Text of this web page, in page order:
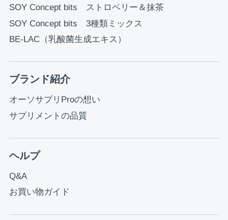
SOY Concept bits ストロベリー＆抹茶
SOY Concept bits 3種類ミックス
BE-LAC（乳酸菌生成エキス）
ブランド紹介
オーソサプリProの想い
サプリメントの品質
ヘルプ
Q&A
お買い物ガイド